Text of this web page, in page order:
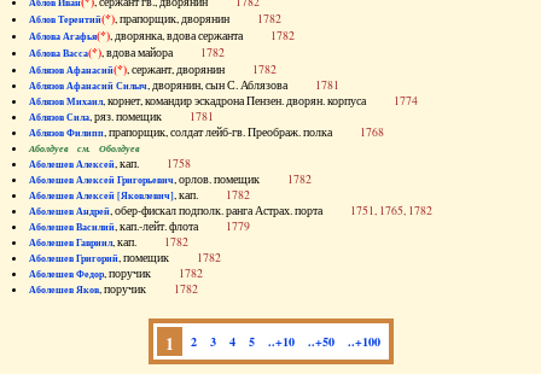
Аблов Терентий(*), прапорщик, дворянин 1782
Аблова Агафья(*), дворянка, вдова сержанта 1782
Аблова Васса(*), вдова майора 1782
Аблязов Афанасий(*), сержант, дворянин 1782
Аблязов Афанасий Силыч, дворянин, сын С. Аблязова 1781
Аблязов Михаил, корнет, командир эскадрона Пензен. дворян. корпуса 1774
Аблязов Сила, ряз. помещик 1781
Аблязов Филипп, прапорщик, солдат лейб-гв. Преображ. полка 1768
Аболдуев см. Оболдуев
Аболешев Алексей, кап. 1758
Аболешев Алексей Григорьевич, орлов. помещик 1782
Аболешев Алексей [Яковлевич], кап. 1782
Аболешев Андрей, обер-фискал подполк. ранга Астрах. порта 1751, 1765, 1782
Аболешев Василий, кап.-лейт. флота 1779
Аболешев Гавриил, кап. 1782
Аболешев Григорий, помещик 1782
Аболешев Федор, поручик 1782
Аболешев Яков, поручик 1782
1 2 3 4 5 ..+10 ..+50 ..+100